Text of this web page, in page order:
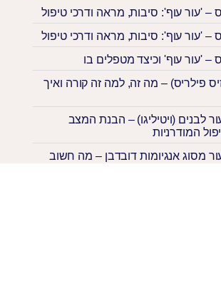
– 'עור עוף': סיבות, מראה ודרכי טיפול
– 'עור עוף': סיבות, מראה ודרכי טיפול
– 'עור עוף' וכיצד מטפלים בו
פילריס) – מה זה, למה זה קורה ואיך
לבנים (ויטיליגו) – הבנת המצב
המודרניות
מסוג אנגיומות דובדבן – מה חשוב